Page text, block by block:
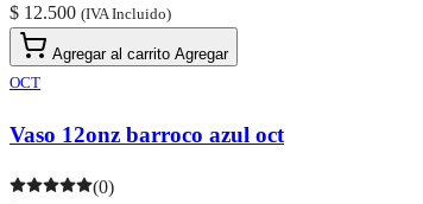
$ 12.500 (IVA Incluido)
Agregar al carrito Agregar
OCT
Vaso 12onz barroco azul oct
(0)